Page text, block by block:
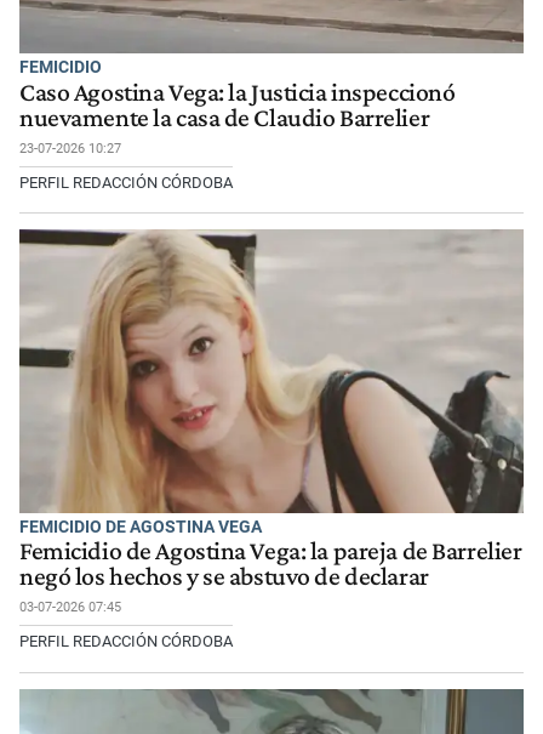
FEMICIDIO
Caso Agostina Vega: la Justicia inspeccionó
nuevamente la casa de Claudio Barrelier
23-07-2026 10:27
PERFIL REDACCIÓN CÓRDOBA
FEMICIDIO DE AGOSTINA VEGA
Femicidio de Agostina Vega: la pareja de Barrelier
negó los hechos y se abstuvo de declarar
03-07-2026 07:45
PERFIL REDACCIÓN CÓRDOBA